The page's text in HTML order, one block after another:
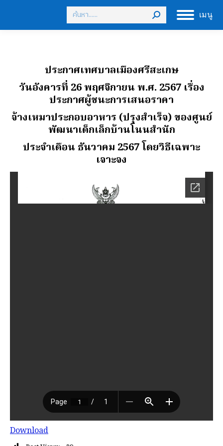
เมนู
Search:
ประกาศเทศบาลเมืองศรีสะเกษ
วันอังคารที่ 26 พฤศจิกายน พ.ศ. 2567 เรื่อง
ประกาศผู้ชนะการเสนอราคา
จ้างเหมาประกอบอาหาร (ปรุงสําเร็จ) ของศูนย์
พัฒนาเด็กเล็กบ้านโนนสํานัก
ประจําเดือน ธันวาคม 2567 โดยวิธีเฉพาะ
เจาะจง
Download